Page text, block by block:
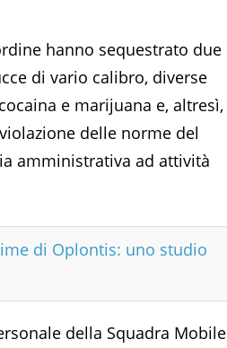
hanno sequestrato due
di vario calibro, diverse
e marijuana e, altresì,
delle norme del
amministrativa ad attività
di Oplontis: uno studio
della Squadra Mobile